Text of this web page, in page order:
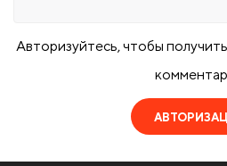
Авторизуйтесь, чтобы